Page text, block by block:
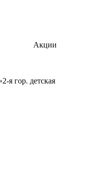
Акции
я гор. детская